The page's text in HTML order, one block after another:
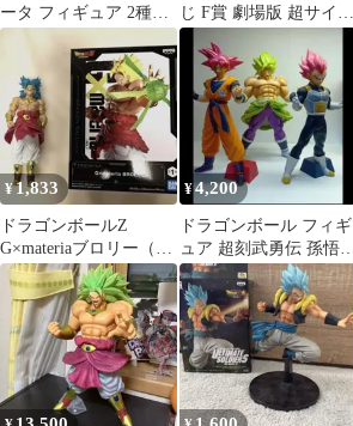
ータ フィギュア 2種セ
ット
じ F賞 劇場版 超サイヤ
人ブロリーフルパワー
¥1,833
ドラゴンボールZ
G×materiaブロリー（未
開封）＋出陣ブロリー
（開封品）
¥4,200
ドラゴンボール フィギ
ュア 超刻武勇伝 孫悟
空 ブロリー ベジー
タ 3体セット